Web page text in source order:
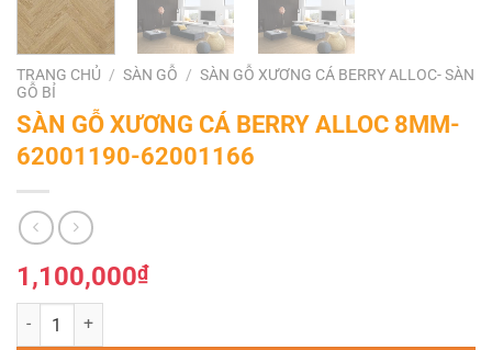
TRANG CHỦ / SÀN GỖ / SÀN GỖ XƯƠNG CÁ BERRY ALLOC- SÀN
GỖ BỈ
SÀN GỖ XƯƠNG CÁ BERRY ALLOC 8MM-
62001190-62001166
1,100,000₫
SÀN GỖ XƯƠNG CÁ BERRY ALLOC 8MM- 62001190-62001166 số